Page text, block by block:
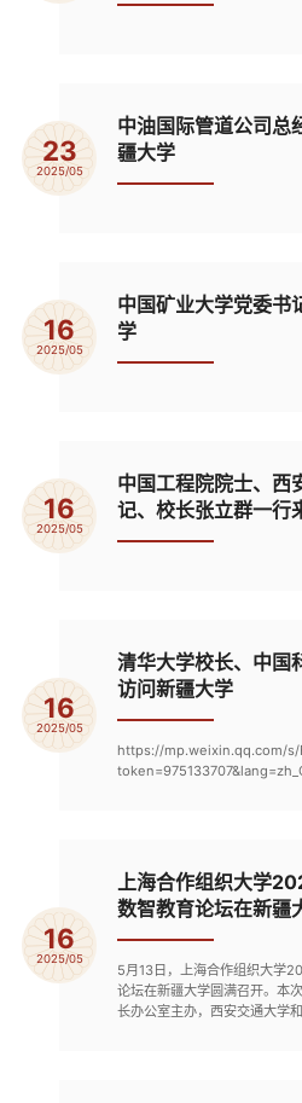
23
2025/05
中油国际管道公司总
疆大学
16
2025/05
中国矿业大学党委书
学
16
2025/05
中国工程院院士、西
记、校长张立群一行
16
2025/05
清华大学校长、中国
访问新疆大学
https://mp.weixin.qq.com/s/
16
2025/05
上海合作组织大学
数智教育论坛在新疆
5月13日，上海合作组织大学
论坛在新疆大学圆满召开。本
长办公室主办，西安交通大学